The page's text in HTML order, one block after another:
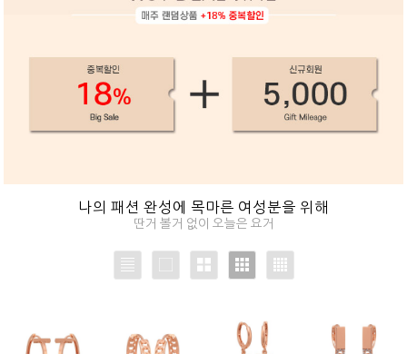
나의 패션 완성에 목마른 여성분을 위해
딴거 볼거 없이 오늘은 요거